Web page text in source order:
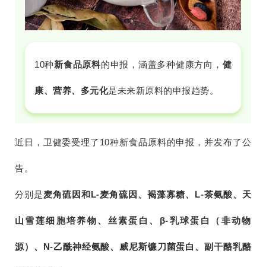
10种新食品原料的申报，涵盖多种健康方向， 健
康、营养、多元化是未来新原料的申报趋势。
近日，卫健委受理了10种新食品原料的申报，并发布了公
告。
分别是麦角硫因和L-麦角硫因、褐藻寡糖、L-茶氨酸、天
山雪莲细胞培养物、丝素蛋白、β-乳球蛋白（非动物
源）、N-乙酰神经氨酸、威尼斯镰刀菌蛋白、副干酪乳酪